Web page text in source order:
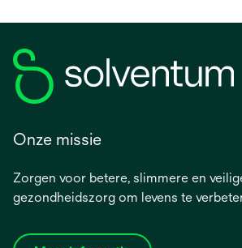
Onze missie
Zorgen voor betere, slimmere en
gezondheidszorg om levens te